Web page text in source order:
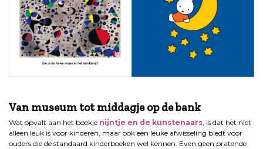
Van museum tot middagje op de bank
Wat opvalt aan het boekje nijntje en de kunstenaars, is dat het niet
alleen leuk is voor kinderen, maar ook een leuke afwisseling biedt voor
ouders die de standaard kinderboeken wel kennen. Even geen pratende